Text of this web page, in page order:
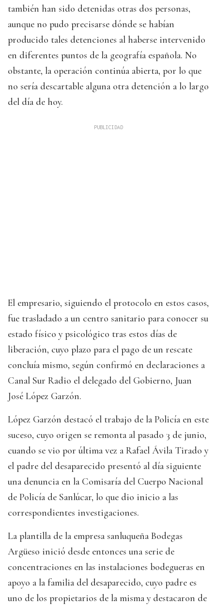
también han sido detenidas otras dos personas,
aunque no pudo precisarse dónde se habían
producido tales detenciones al haberse intervenido
en diferentes puntos de la geografía española. No
obstante, la operación continúa abierta, por lo que
no sería descartable alguna otra detención a lo largo
del día de hoy.
El empresario, siguiendo el protocolo en estos casos,
fue trasladado a un centro sanitario para conocer su
estado físico y psicológico tras estos días de
liberación, cuyo plazo para el pago de un rescate
concluía mismo, según confirmó en declaraciones a
Canal Sur Radio el delegado del Gobierno, Juan
José López Garzón.
López Garzón destacó el trabajo de la Policía en este
suceso, cuyo origen se remonta al pasado 3 de junio,
cuando se vio por última vez a Rafael Ávila Tirado y
el padre del desaparecido presentó al día siguiente
una denuncia en la Comisaría del Cuerpo Nacional
de Policía de Sanlúcar, lo que dio inicio a las
correspondientes investigaciones.
La plantilla de la empresa sanluqueña Bodegas
Argüeso inició desde entonces una serie de
concentraciones en las instalaciones bodegueras en
apoyo a la familia del desaparecido, cuyo padre es
uno de los propietarios de la misma y destacaron de